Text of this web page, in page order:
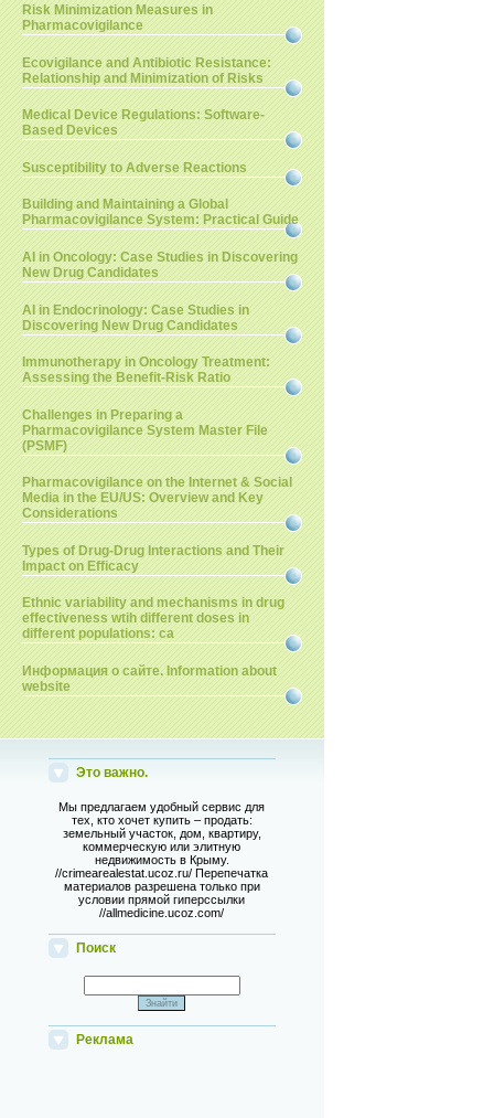
Risk Minimization Measures in
Pharmacovigilance
Ecovigilance and Antibiotic Resistance:
Relationship and Minimization of Risks
Medical Device Regulations: Software-
Based Devices
Susceptibility to Adverse Reactions
Building and Maintaining a Global
Pharmacovigilance System: Practical Guide
AI in Oncology: Case Studies in Discovering
New Drug Candidates
AI in Endocrinology: Case Studies in
Discovering New Drug Candidates
Immunotherapy in Oncology Treatment:
Assessing the Benefit-Risk Ratio
Challenges in Preparing a
Pharmacovigilance System Master File
(PSMF)
Pharmacovigilance on the Internet & Social
Media in the EU/US: Overview and Key
Considerations
Types of Drug-Drug Interactions and Their
Impact on Efficacy
Ethnic variability and mechanisms in drug
effectiveness wtih different doses in
different populations: ca
Информация о сайте. Information about
website
Это важно.
Мы предлагаем удобный сервис для
тех, кто хочет купить – продать:
земельный участок, дом, квартиру,
коммерческую или элитную
недвижимость в Крыму.
//crimearealestat.ucoz.ru/ Перепечатка
материалов разрешена только при
условии прямой гиперссылки
//allmedicine.ucoz.com/
Поиск
Реклама